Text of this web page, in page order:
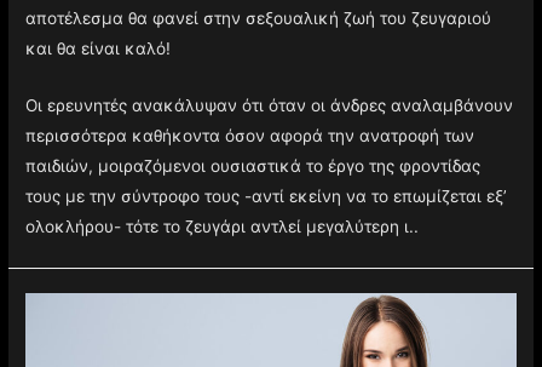
αποτέλεσμα θα φανεί στην σεξουαλική ζωή του ζευγαριού
και θα είναι καλό!
Οι ερευνητές ανακάλυψαν ότι όταν οι άνδρες αναλαμβάνουν
περισσότερα καθήκοντα όσον αφορά την ανατροφή των
παιδιών, μοιραζόμενοι ουσιαστικά το έργο της φροντίδας
τους με την σύντροφο τους -αντί εκείνη να το επωμίζεται εξ’
ολοκλήρου- τότε το ζευγάρι αντλεί μεγαλύτερη ι..